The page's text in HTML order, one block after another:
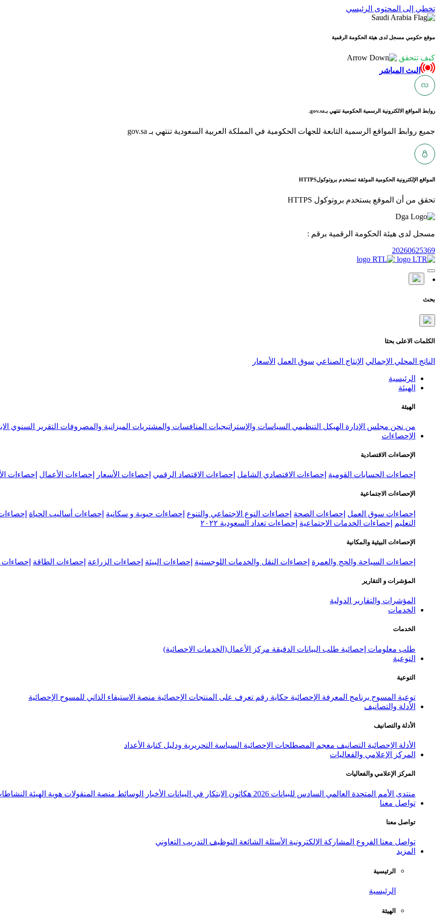
تخطي إلى المحتوى الرئيسي
موقع حكومي مسجل لدى هيئة الحكومة الرقمية
كيف تتحقق
البث المباشر
روابط المواقع الالكترونية الرسمية الحكومية تنتهي بـgov.sa.
جميع روابط المواقع الرسمية التابعة للجهات الحكومية في المملكة العربية السعودية تنتهي بـ gov.sa
المواقع الإلكترونية الحكومية الموثقة تستخدم بروتوكولHTTPS
تحقق من أن الموقع يستخدم بروتوكول HTTPS
مسجل لدى هيئة الحكومة الرقمية برقم :
20260625369
بحث
الكلمات الاعلى بحثا
الناتج المحلي الإجمالي الإنتاج الصناعي سوق العمل الأسعار
الرئيسية
الهيئة
الهيئة
من نحن مجلس الإدارة الهيكل التنظيمي السياسات والإستراتيجيات المنافسات والمشتريات الميزانية والمصروفات التقرير السنوي
الإحصاءات
الإحصاءات الاقتصادية
إحصاءات الحسابات القومية إحصاءات الاقتصادي الشامل إحصاءات الاقتصاد الرقمي إحصاءات الأسعار إحصاءات الأعمال إحصاءات
الإحصاءات الاجتماعية
إحصاءات سوق العمل إحصاءات الصحة إحصاءات النوع الاجتماعي والتنوع إحصاءات حيوية و سكانية إحصاءات أساليب الحياة
التعليم
إحصاءات الخدمات الاجتماعية إحصاءات تعداد السعودية ٢٠٢٢
الإحصاءات البيئية والمكانية
إحصاءات السياحة والحج والعمرة إحصاءات النقل والخدمات اللوجستية إحصاءات البيئة إحصاءات الزراعة إحصاءات الطاقة إحصاءات
المؤشرات و التقارير
المؤشرات والتقارير الدولية
الخدمات
الخدمات
طلب معلومات إحصائية طلب البيانات الدقيقة مركز الأعمال(الخدمات الاحصائية)
التوعية
التوعية
توعية المسوح برنامج المعرفة الإحصائية حكاية رقم تعرف على المنتجات الإحصائية منصة الاستيفاء الذاتي للمسوح الإحصائية
الأدلة والتصانيف
الأدلة والتصانيف
الأدلة الإحصائية التصانيف معجم المصطلحات الإحصائية السياسة التحريرية ودليل كتابة الأعداد
المركز الإعلامي والفعاليات
المركز الإعلامي والفعاليات
منتدى الأمم المتحدة العالمي السادس للبيانات 2026 هكاثون الابتكار في البيانات الأخبار الوسائط منصة المنقولات هوية الهيئة
تواصل معنا
تواصل معنا
تواصل معنا الفروع المشاركة الإلكترونية الأسئلة الشائعة التوظيف التدريب التعاوني
المزيد
الرئيسية
الرئيسية
الهيئة